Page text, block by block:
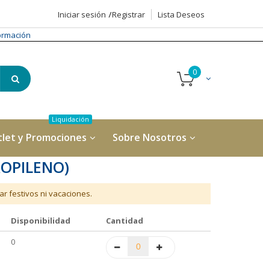
Iniciar sesión Registrar
Lista Deseos
y Promociones Sobre Nosotros
festivos ni vacaciones.
Disponibilidad
Cantidad
0